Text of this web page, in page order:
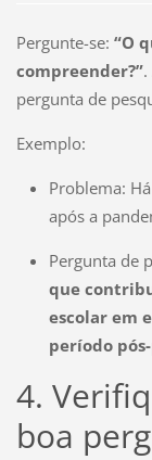
Pergunte-se: “O
compreender?”.
pergunta de
Exemplo:
Problema:
após a
Pergunta de
que
escolar em
período
4.
boa